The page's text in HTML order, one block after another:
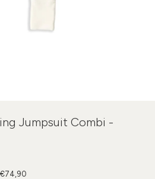
Jumpsuit Combi -
€74,90